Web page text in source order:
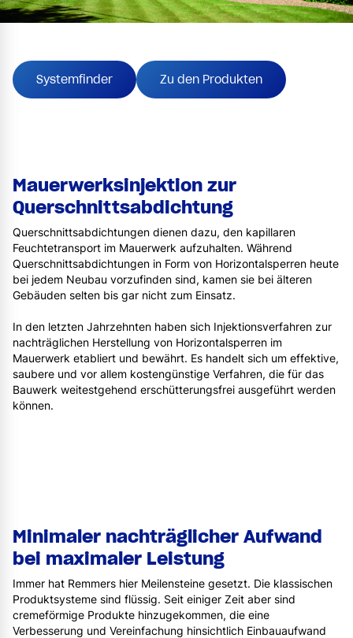
Systemfinder Zu den Produkten
Mauerwerksinjektion zur
Querschnittsabdichtung
Querschnittsabdichtungen dienen dazu, den kapillaren
Feuchtetransport im Mauerwerk aufzuhalten. Während
Querschnittsabdichtungen in Form von Horizontalsperren heute
bei jedem Neubau vorzufinden sind, kamen sie bei älteren
Gebäuden selten bis gar nicht zum Einsatz.
In den letzten Jahrzehnten haben sich Injektionsverfahren zur
nachträglichen Herstellung von Horizontalsperren im
Mauerwerk etabliert und bewährt. Es handelt sich um effektive,
saubere und vor allem kostengünstige Verfahren, die für das
Bauwerk weitestgehend erschütterungsfrei ausgeführt werden
können.
Minimaler nachträglicher Aufwand
bei maximaler Leistung
Immer hat Remmers hier Meilensteine gesetzt. Die klassischen
Produktsysteme sind flüssig. Seit einiger Zeit aber sind
cremeförmige Produkte hinzugekommen, die eine
Verbesserung und Vereinfachung hinsichtlich Einbauaufwand